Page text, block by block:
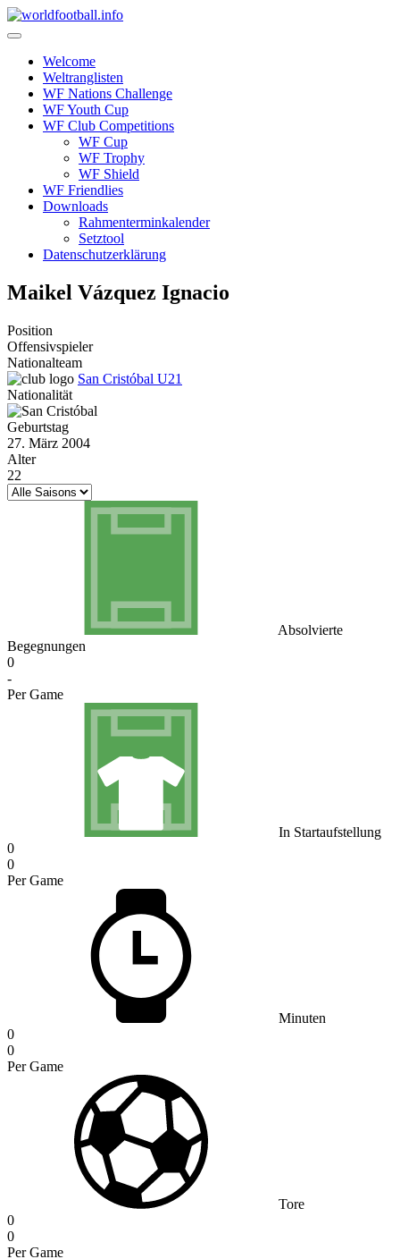
Skip
to
Welcome
Weltranglisten
WF Nations Challenge
WF Youth Cup
WF Club Competitions
WF Cup
WF Trophy
WF Shield
WF Friendlies
Downloads
Rahmenterminkalender
Setztool
Datenschutzerklärung
Maikel Vázquez Ignacio
Position
Offensivspieler
Nationalteam
San Cristóbal U21
Nationalität
Geburtstag
27. März 2004
Alter
22
Absolvierte
Begegnungen
0
-
Per Game
In Startaufstellung
0
0
Per Game
Minuten
0
0
Per Game
Tore
0
0
Per Game